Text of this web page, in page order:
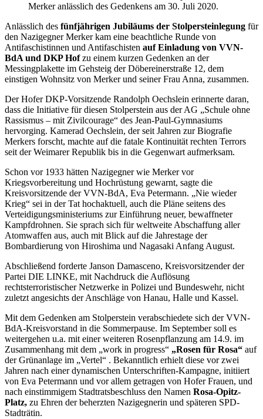
Merker anlässlich des Gedenkens am 30. Juli 2020.
Anlässlich des fünfjährigen Jubiläums der Stolpersteinlegung für
den Nazigegner Merker kam eine beachtliche Runde von
Antifaschistinnen und Antifaschisten auf Einladung von VVN-
BdA und DKP Hofzu einem kurzen Gedenken an der
Messingplakette im Gehsteig der Döbereinerstraße 12, dem
einstigen Wohnsitz von Merker und seiner Frau Anna, zusammen.
Der Hofer DKP-Vorsitzende Randolph Oechslein erinnerte daran,
dass die Initiative für diesen Stolperstein aus der AG „Schule ohne
Rassismus – mit Zivilcourage“ des Jean-Paul-Gymnasiums
hervorging. Kamerad Oechslein, der seit Jahren zur Biografie
Merkers forscht, machte auf die fatale Kontinuität rechten Terrors
seit der Weimarer Republik bis in die Gegenwart aufmerksam.
Schon vor 1933 hätten Nazigegner wie Merker vor
Kriegsvorbereitung und Hochrüstung gewarnt, sagte die
Kreisvorsitzende der VVN-BdA, Eva Petermann. „Nie wieder
Krieg“ sei in der Tat hochaktuell, auch die Pläne seitens des
Verteidigungsministeriums zur Einführung neuer, bewaffneter
Kampfdrohnen. Sie sprach sich für weltweite Abschaffung aller
Atomwaffen aus, auch mit Blick auf die Jahrestage der
Bombardierung von Hiroshima und Nagasaki Anfang August.
Abschließend forderte Janson Damasceno, Kreisvorsitzender der
Partei DIE LINKE, mit Nachdruck die Auflösung
rechtsterroristischer Netzwerke in Polizei und Bundeswehr, nicht
zuletzt angesichts der Anschläge von Hanau, Halle und Kassel.
Mit dem Gedenken am Stolperstein verabschiedete sich der VVN-
BdA-Kreisvorstand in die Sommerpause. Im September soll es
weitergehen u.a. mit einer weiteren Rosenpflanzung am 14.9. im
Zusammenhang mit dem „work in progress“ „Rosen für Rosa“ auf
der Grünanlage im „Vertel“ . Bekanntlich erhielt diese vor zwei
Jahren nach einer dynamischen Unterschriften-Kampagne, initiiert
von Eva Petermann und vor allem getragen von Hofer Frauen, und
nach einstimmigem Stadtratsbeschluss den Namen Rosa-Opitz-
Platz, zu Ehren der beherzten Nazigegnerin und späteren SPD-
Stadträtin.